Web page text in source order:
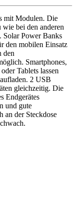
mit Modulen. Die
bei den anderen
Solar Power Banks
den mobilen Einsatz
den
Smartphones,
Tablets lassen
2 USB
gleichzeitig. Die
Endgerätes
und gute
an der Steckdose